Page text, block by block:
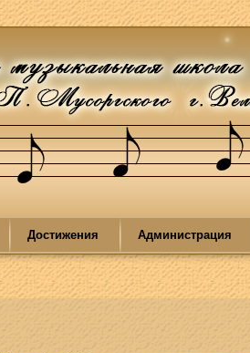
Достижения Администрация